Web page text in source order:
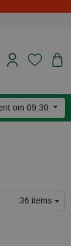
om 09:30
36 items